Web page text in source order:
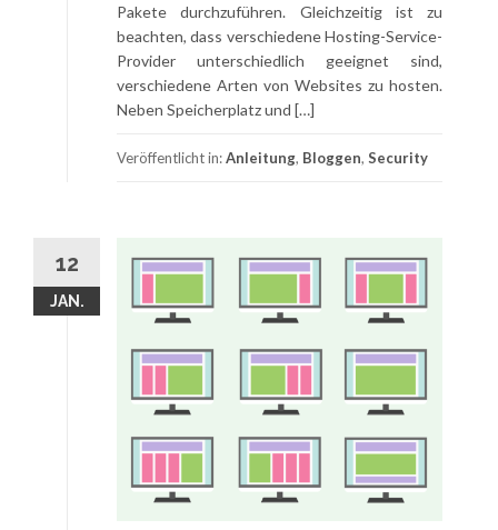
Pakete durchzuführen. Gleichzeitig ist zu
beachten, dass verschiedene Hosting-Service-
Provider unterschiedlich geeignet sind,
verschiedene Arten von Websites zu hosten.
Neben Speicherplatz und […]
Veröffentlicht in:Anleitung, Bloggen, Security
12
JAN.